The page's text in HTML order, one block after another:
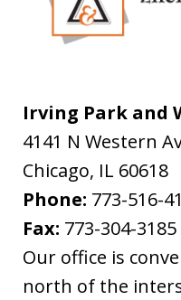
Irving Park and
4141 N Western
Chicago, IL 60618
Phone: 773-516-
Fax: 773-304-3185
Our office is
north of the